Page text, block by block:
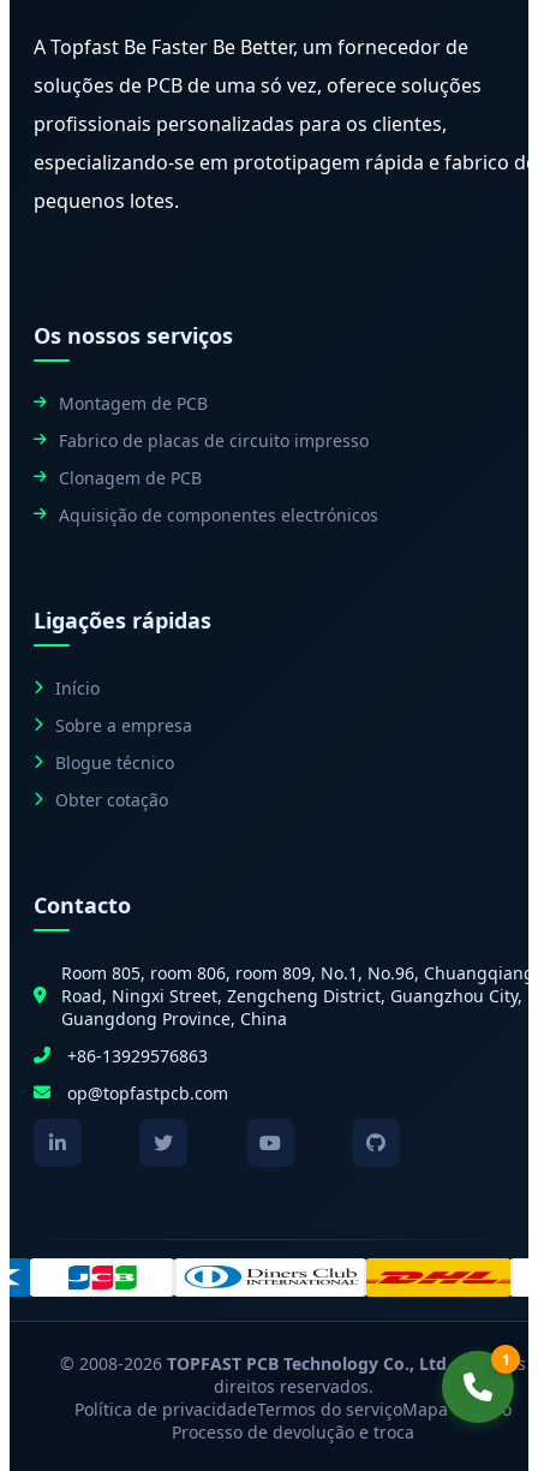
A Topfast Be Faster Be Better, um fornecedor de
soluções de PCB de uma só vez, oferece soluções
profissionais personalizadas para os clientes,
especializando-se em prototipagem rápida e fabrico de
pequenos lotes.
Os nossos serviços
Montagem de PCB
Fabrico de placas de circuito impresso
Clonagem de PCB
Aquisição de componentes electrónicos
Ligações rápidas
Início
Sobre a empresa
Blogue técnico
Obter cotação
Contacto
Room 805, room 806, room 809, No.1, No.96, Chuangqiang
Road, Ningxi Street, Zengcheng District, Guangzhou City,
Guangdong Province, China
+86-13929576863
op@topfastpcb.com
© 2008-2026 TOPFAST PCB Technology Co., Ltd.Todos os
direitos reservados.
Política de privacidadeTermos do serviçoMapa do sítio
Processo de devolução e troca
1